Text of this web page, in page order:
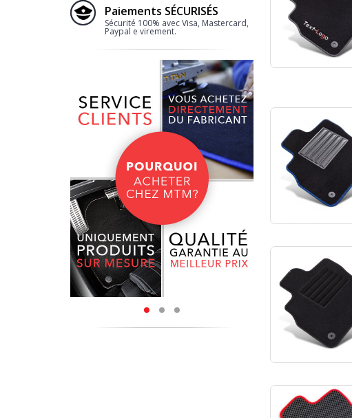
Paiements SÉCURISÉS
Sécurité 100% avec Visa, Mastercard,
Paypal e virement.